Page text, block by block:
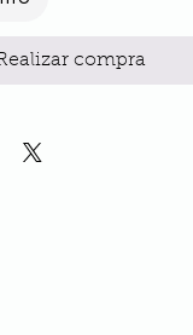
compra